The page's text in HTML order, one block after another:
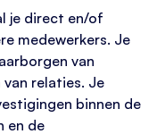
je direct en/of
medewerkers. Je
van
relaties. Je
binnen de
en de